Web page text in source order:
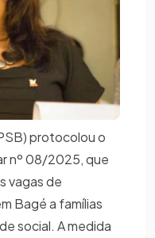
protocolou o
nº 08/2025, que
vagas de
Bagé a famílias
social. A medida